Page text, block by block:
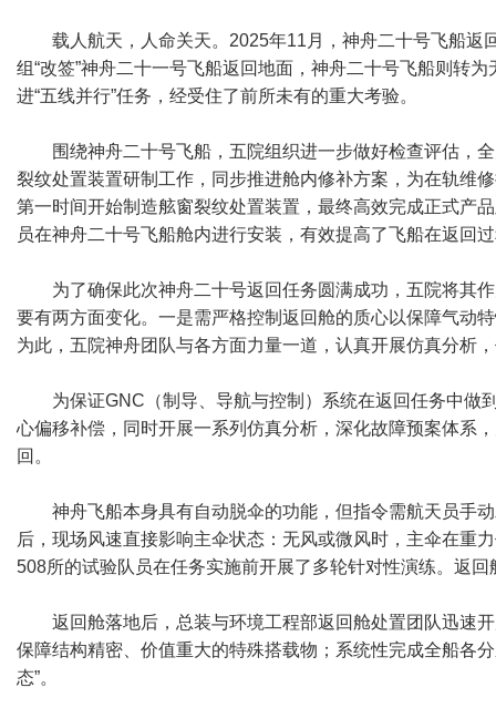
载人航天，人命关天。2025年11月，神舟二十号飞船
组“改签”神舟二十一号飞船返回地面，神舟二十号飞船则转
进“五线并行”任务，经受住了前所未有的重大考验。
围绕神舟二十号飞船，五院组织进一步做好检查评估，
裂纹处置装置研制工作，同步推进舱内修补方案，为在轨维
第一时间开始制造舷窗裂纹处置装置，最终高效完成正式产
员在神舟二十号飞船舱内进行安装，有效提高了飞船在返回
为了确保此次神舟二十号返回任务圆满成功，五院将其
要有两方面变化。一是需严格控制返回舱的质心以保障气动
为此，五院神舟团队与各方面力量一道，认真开展仿真分析
为保证GNC（制导、导航与控制）系统在返回任务中做
心偏移补偿，同时开展一系列仿真分析，深化故障预案体系
回。
神舟飞船本身具有自动脱伞的功能，但指令需航天员手
后，现场风速直接影响主伞状态：无风或微风时，主伞在重
508所的试验队员在任务实施前开展了多轮针对性演练。返
返回舱落地后，总装与环境工程部返回舱处置团队迅速
保障结构精密、价值重大的特殊搭载物；系统性完成全船各
态”。